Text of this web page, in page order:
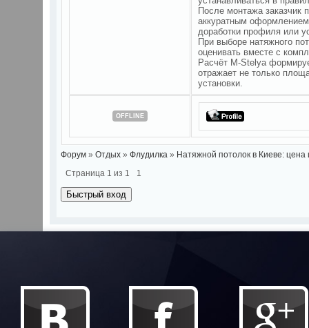
После монтажа заказчик
аккуратным
доработки профиля или
При выборе натяжного
оценивать вместе с
Расчёт M-Stelya
отражает не только
установки.
OFFLINE
Форум » Отдых » Флудилка » Натяжной потолок в Киеве: цена
Страница 1 из 1 1